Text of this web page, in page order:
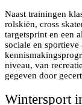
Naast trainingen
rolskiën, cross
targetsprint en een
sociale en
niveau, van
gegeven door
Wintersport